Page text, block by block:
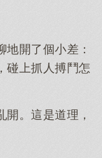
地開了個小差：
碰上抓人搏鬥怎
開。這是道理，